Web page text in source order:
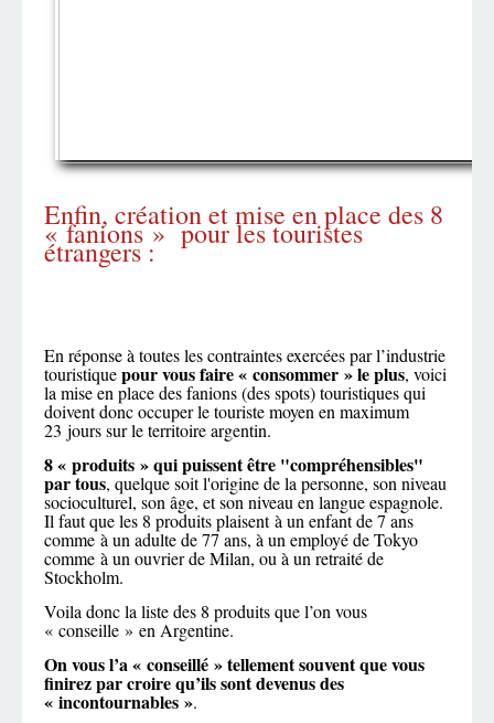
Enfin, création et mise en place des 8
« fanions » pour les touristes
étrangers :
En réponse à toutes les contraintes exercées par l’industrie
touristiquepour vous faire « consommer » le plus, voici
la mise en place des fanions (des spots) touristiques qui
doivent donc occuper le touriste moyen en maximum
23 jours sur le territoire argentin.
8 « produits » qui puissent être "compréhensibles"
par tous, quelque soit l'origine de la personne, son niveau
socioculturel, son âge, et son niveau en langue espagnole.
Il faut que les 8 produits plaisent à un enfant de 7 ans
comme à un adulte de 77 ans, à un employé de Tokyo
comme à un ouvrier de Milan, ou à un retraité de
Stockholm.
Voila donc la liste des 8 produits que l’on vous
« conseille » en Argentine.
On vous l’a « conseillé » tellement souvent que vous
finirez par croire qu’ils sont devenus des
« incontournables ».